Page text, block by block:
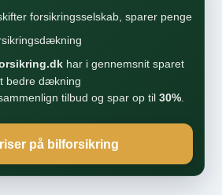
forsikringsselskab, sparer penge
har i gennemsnit sparet
bedre dækning
tilbud og spar op til 30%.
på bilforsikring